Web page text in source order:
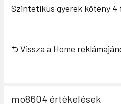
Szintetikus gyerek kötény 4
⮌ Vissza a Home
mo8604 értékelések